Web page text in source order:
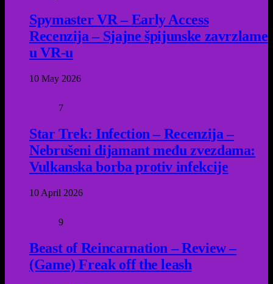
Spymaster VR – Early Access
Recenzija – Sjajne špijunske zavrzlame
u VR-u
10 May 2026
7
Star Trek: Infection – Recenzija –
Nebrušeni dijamant među zvezdama:
Vulkanska borba protiv infekcije
10 April 2026
9
Beast of Reincarnation – Review –
(Game) Freak off the leash